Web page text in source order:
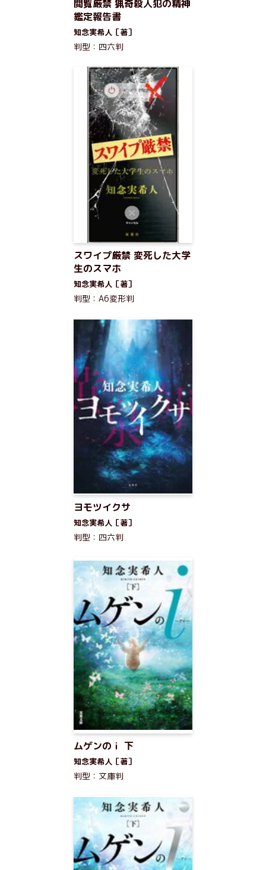
閲覧厳禁 猟奇殺人犯の精神
鑑定報告書
知念実希人［著］
判型：四六判
スワイプ厳禁 変死した大学
生のスマホ
知念実希人［著］
判型：A6変形判
ヨモツイクサ
知念実希人［著］
判型：四六判
ムゲンのｉ 下
知念実希人［著］
判型：文庫判